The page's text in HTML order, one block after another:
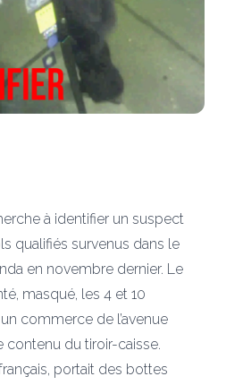
à identifier un suspect
qualifiés survenus dans le
en novembre dernier. Le
masqué, les 4 et 10
commerce de l’avenue
contenu du tiroir-caisse.
portait des bottes